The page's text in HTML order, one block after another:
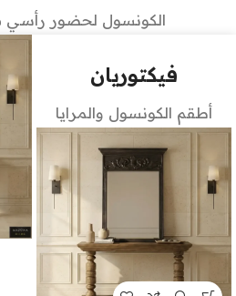
الكونسول لحضور
فيكتوريان
أطقم الكونسول والمرايا